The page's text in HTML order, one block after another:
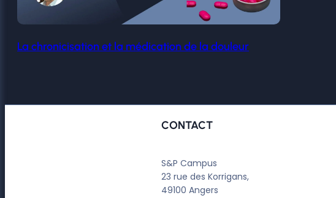
La chronicisation et la médication de la douleur
CONTACT
S&P Campus
23 rue des Korrigans,
49100 Angers